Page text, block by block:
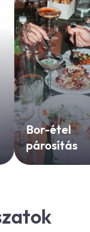
Bor-étel
párosítás